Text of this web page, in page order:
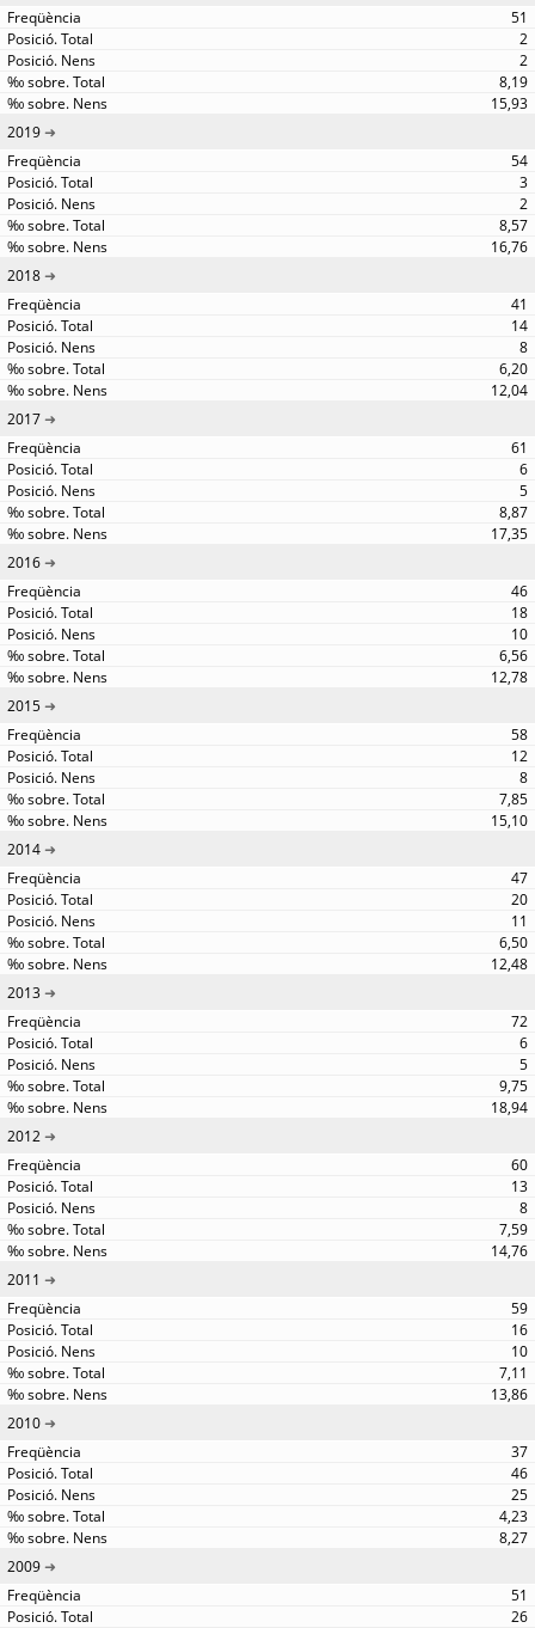
51
2
2
8,19
15,93
2019
54
3
2
8,57
16,76
2018
41
14
8
6,20
12,04
2017
61
6
5
8,87
17,35
2016
46
18
10
6,56
12,78
2015
58
12
8
7,85
15,10
2014
47
20
11
6,50
12,48
2013
72
6
5
9,75
18,94
2012
60
13
8
7,59
14,76
2011
59
16
10
7,11
13,86
2010
37
46
25
4,23
8,27
2009
51
26